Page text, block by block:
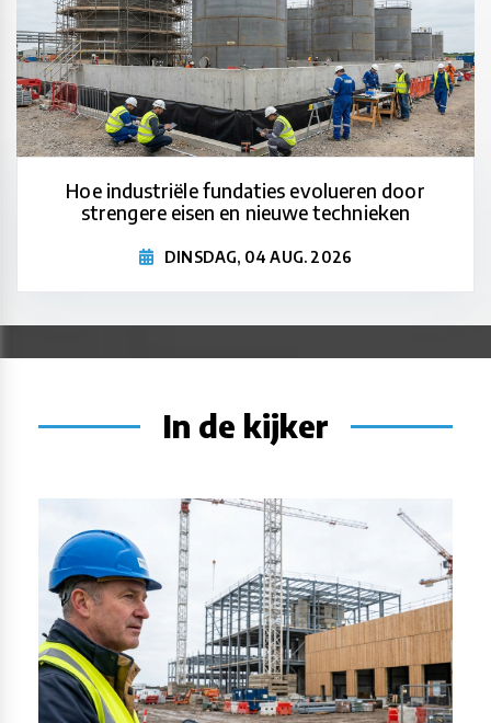
Hoe industriële fundaties evolueren door
strengere eisen en nieuwe technieken
DINSDAG, 04 AUG. 2026
In de kijker